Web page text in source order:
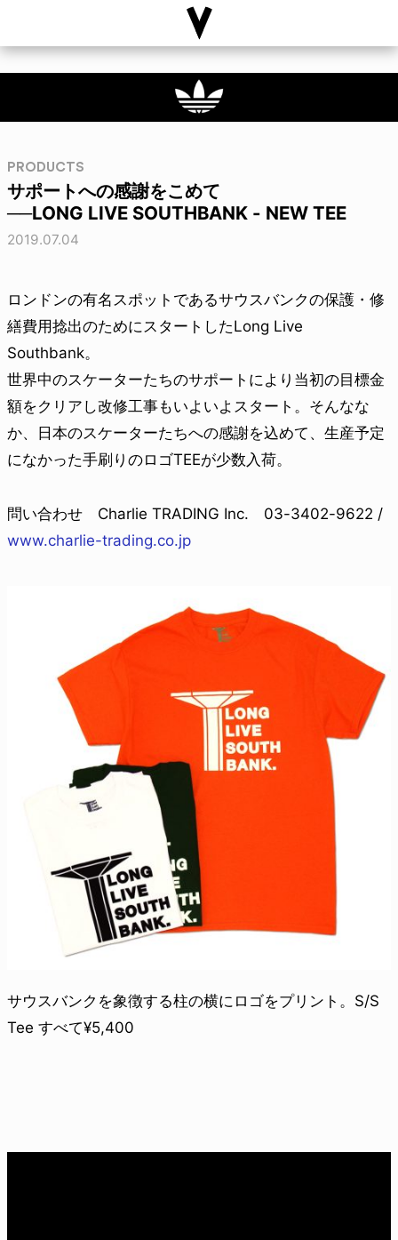
PRODUCTS
サポートへの感謝をこめて
──LONG LIVE SOUTHBANK - NEW TEE
2019.07.04
ロンドンの有名スポットであるサウスバンクの保護・修
繕費用捻出のためにスタートしたLong Live
Southbank。
世界中のスケーターたちのサポートにより当初の目標金
額をクリアし改修工事もいよいよスタート。そんなな
か、日本のスケーターたちへの感謝を込めて、生産予定
になかった手刷りのロゴTEEが少数入荷。
問い合わせ Charlie TRADING Inc. 03-3402-9622 /
www.charlie-trading.co.jp
サウスバンクを象徴する柱の横にロゴをプリント。S/S
Tee すべて¥5,400